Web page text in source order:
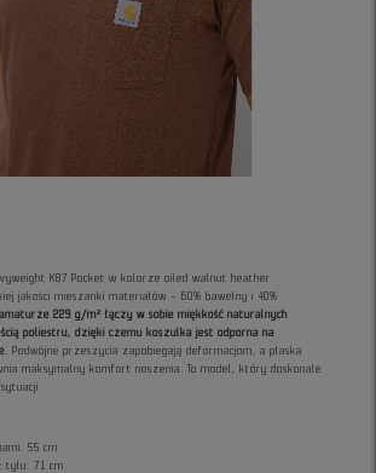
K87 Pocket w kolorze oiled walnut heather
jakości mieszanki materiałów – 60% bawełny i 40%
229 g/m² łączy w sobie miękkość naturalnych
poliestru, dzięki czemu koszulka jest odporna na
Podwójne przeszycia zapobiegają deformacjom, a płaska
maksymalny komfort noszenia. To model, który doskonale
55 cm
tyłu: 71 cm